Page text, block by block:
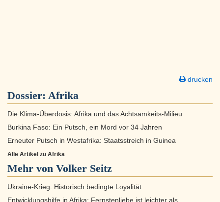
drucken
Dossier: Afrika
Die Klima-Überdosis: Afrika und das Achtsamkeits-Milieu
Burkina Faso: Ein Putsch, ein Mord vor 34 Jahren
Erneuter Putsch in Westafrika: Staatsstreich in Guinea
Alle Artikel zu Afrika
Mehr von Volker Seitz
Ukraine-Krieg: Historisch bedingte Loyalität
Entwicklungshilfe in Afrika: Fernstenliebe ist leichter als